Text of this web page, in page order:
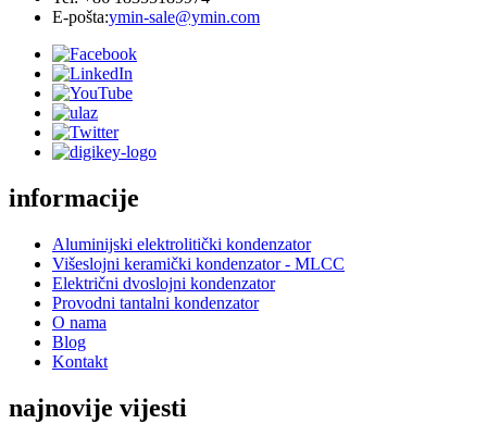
E-pošta:ymin-sale@ymin.com
informacije
Aluminijski elektrolitički kondenzator
Višeslojni keramički kondenzator - MLCC
Električni dvoslojni kondenzator
Provodni tantalni kondenzator
O nama
Blog
Kontakt
najnovije vijesti